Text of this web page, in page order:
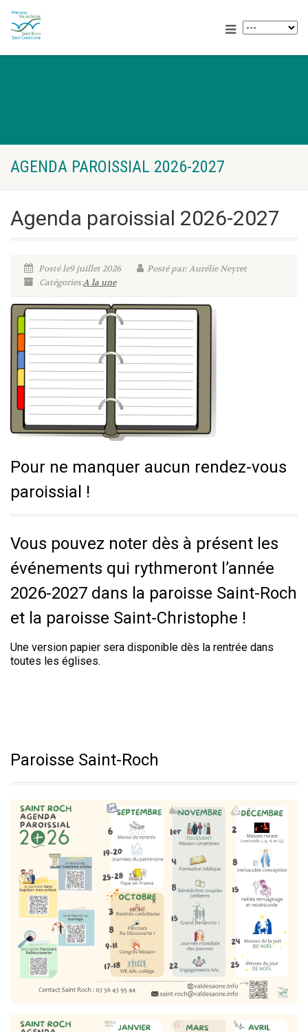
AGENDA PAROISSIAL 2026-2027
Agenda paroissial 2026-2027
Posté le9 juillet 2026
Posté par: Aurélie Neyret
Catégories:A la une
Pour ne manquer aucun rendez-vous
paroissial !
Vous pouvez noter dès à présent les
événements qui rythmeront l’année
2026-2027 dans la paroisse Saint-Roch
et la paroisse Saint-Christophe !
Une version papier sera disponible dès la rentrée dans
toutes les églises.
Paroisse Saint-Roch